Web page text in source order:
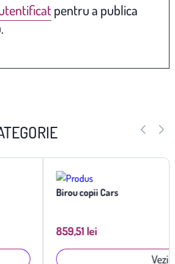
pentru a publica
Vezi detalii